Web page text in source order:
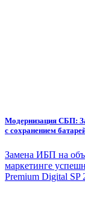
Модернизация СБП:
с сохранением
Замена ИБП на
маркетинге
Premium Digital SP